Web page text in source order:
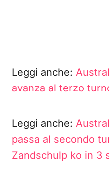
Leggi anche:
avanza al terzo
Leggi anche:
passa al secondo
Zandschulp ko in 3